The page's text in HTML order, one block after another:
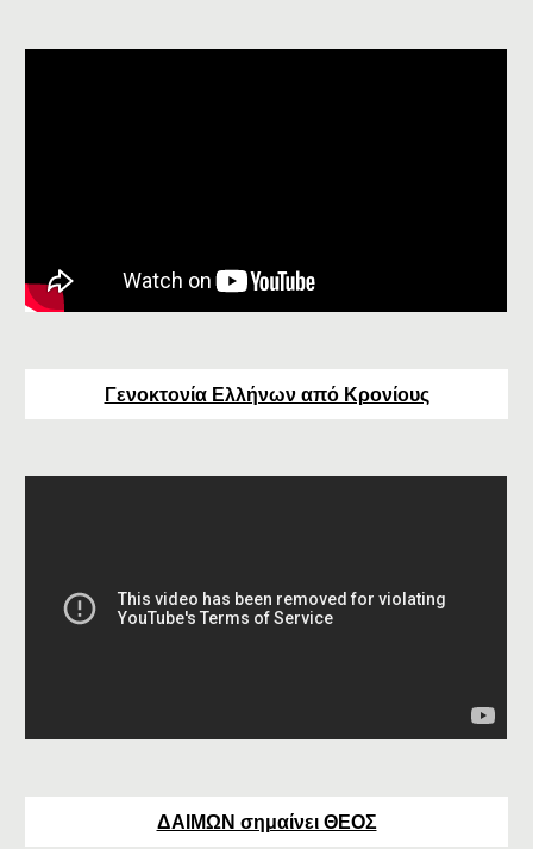
Γενοκτονία Ελλήνων από Κρονίους
ΔΑΙΜΩΝ σημαίνει ΘΕΟΣ